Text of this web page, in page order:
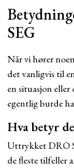
SEG
Når vi hører
det vanligvis til
en situasjon
egentlig burde
Hva betyr
Uttrykket DRO
de fleste tilfeller